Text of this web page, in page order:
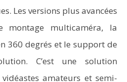
Les versions plus avancées
montage multicaméra, la
360 degrés et le support de
C’est une solution
amateurs et semi-